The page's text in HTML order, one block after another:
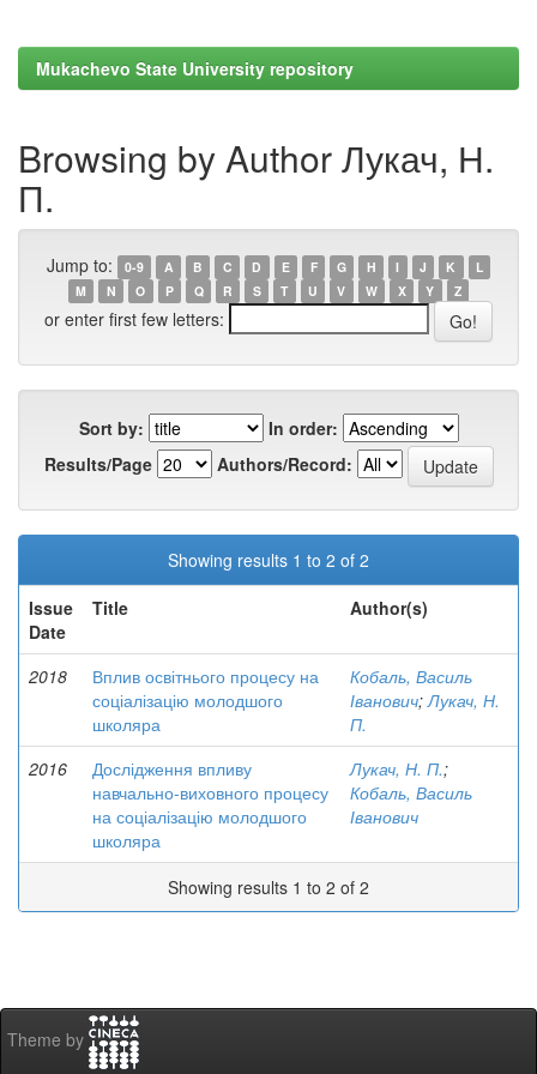
Mukachevo State University repository
Browsing by Author Лукач, Н.
П.
Jump to: 0-9 A B C D E F G H I J K
L
M
N O P Q R S T U V W X Y Z
or enter first few letters:
Sort by:
In order:
Results/Page
Authors/Record:
Showing results 1 to 2 of 2
Issue
Date
Title Author(s)
2018
Вплив освітнього процесу на
соціалізацію молодшого
школяра
Кобаль, Василь
Іванович;Лукач, Н.
П.
2016
Дослідження впливу
навчально-виховного процесу
на соціалізацію молодшого
школяра
Лукач, Н. П.;
Кобаль, Василь
Іванович
Showing results 1 to 2 of 2
Theme by